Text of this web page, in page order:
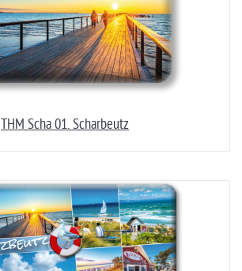
THM Scha 01. Scharbeutz